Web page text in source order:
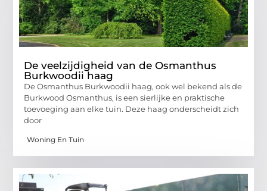
De veelzijdigheid van de Osmanthus
Burkwoodii haag
De Osmanthus Burkwoodii haag, ook wel bekend als de
Burkwood Osmanthus, is een sierlijke en praktische
toevoeging aan elke tuin. Deze haag onderscheidt zich
door
Woning En Tuin